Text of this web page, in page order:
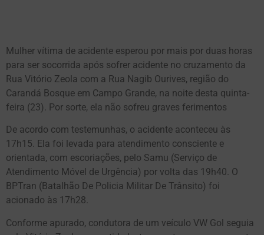
Mulher vítima de acidente esperou por mais por duas horas
para ser socorrida após sofrer acidente no cruzamento da
Rua Vitório Zeola com a Rua Nagib Ourives, região do
Carandá Bosque em Campo Grande, na noite desta quinta-
feira (23). Por sorte, ela não sofreu graves ferimentos
De acordo com testemunhas, o acidente aconteceu às
17h15. Ela foi levada para atendimento consciente e
orientada, com escoriações, pelo Samu (Serviço de
Atendimento Móvel de Urgência) por volta das 19h40. O
BPTran (Batalhão De Policia Militar De Trânsito) foi
acionado às 17h28.
Conforme apurado, condutora de um veículo VW Gol seguia